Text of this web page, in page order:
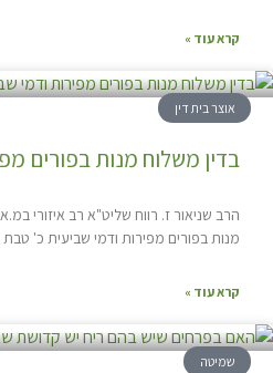
קרא עוד »
אוצר בית דין
בדין משלוח מנות בפורים
הרב שניאור ז. רווח שליט"א רב איזורי
מנות בפורים מפירות ודמי שביעית כ'
קרא עוד »
שמיטה